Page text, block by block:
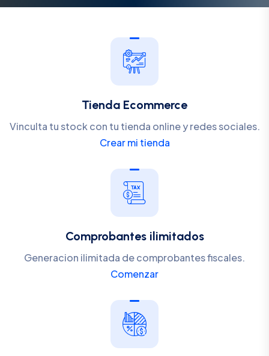
Tienda Ecommerce
Vinculta tu stock con tu tienda online y redes sociales.
Crear mi tienda
Comprobantes ilimitados
Generacion ilimitada de comprobantes fiscales.
Comenzar